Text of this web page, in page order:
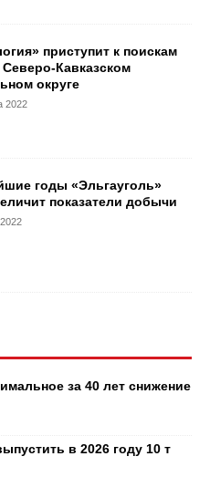
приступит к поискам
Северо-Кавказском
округе
2022
годы «Эльгауголь»
показатели добычи
за 40 лет снижение
в 2026 году 10 т